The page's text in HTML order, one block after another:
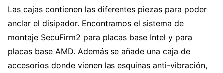
Las cajas contienen las diferentes piezas para poder
anclar el disipador. Encontramos el sistema de
montaje SecuFirm2 para placas base Intel y para
placas base AMD. Además se añade una caja de
accesorios donde vienen las esquinas anti-vibración,